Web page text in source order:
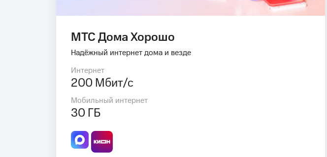
МТС Дома Хорошо
Надёжный интернет дома и везде
Интернет
200 Мбит/с
Мобильный интернет
30 ГБ